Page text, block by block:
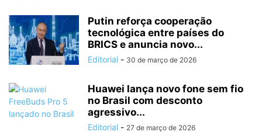
Putin reforça cooperação
tecnológica entre países do
BRICS e anuncia novo...
Editorial - 30 de março de 2026
Huawei lança novo fone sem fio
no Brasil com desconto
agressivo...
Editorial - 27 de março de 2026